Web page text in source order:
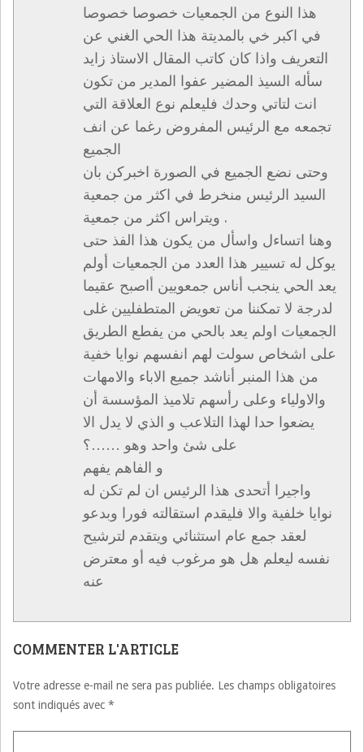
هذا النوع من الجمعيات خصوصا خصوصا
في اكبر خي بالمديتة هذا الحي الغني عن
التعريف واذا كان كاتب المقال الاستاذ زايد
سأله السيذ المضير عفوا المدير من تكون
انت لتاتي وحدك فليعلم نوع العلاقة التي
تجمعه مع الرئيس المفروض رغما عن انف
الجميع
وحتى نضع الجميع في الصورة اخبركن بان
السيد الرئيس منخرط في اكثر من جمعية
ويتراس اكثر من جمعية .
وهنا اتساءل واسأل من يكون هذا الفذ حتى
يوكل له تسيير هذا العدد من الجمعيات أولم
يعد الحي ينجب أناس جمعويين أاصبح عقيما
لدرجة لا تمكننا من تعويض المتطفليين غلى
الجمعيات اولم يعد بالحي من يفطع الطريق
على اشخاص سولت لهم انفسهم نوايا خفية
من هذا المنبر أناشد جميع الاباء والامهات
والاولياء وعلى رأسهم تلاميذ المؤسسة أن
يضعوا حدا لهذا التلاعب و الذي لا يدل الا
على شئ واحد وهو ……؟
و الفاهم يفهم
واجيرا أتحدى هذا الرئيس ان لم تكن له
نوايا خلفية والا فليقدم استقالته فورا وبدعو
لعقد جمع عام استثنائي ويتقدم لترشيح
نفسه ليعلم هل هو مرغوب فيه أو معترض
عنه
COMMENTER L'ARTICLE
Votre adresse e-mail ne sera pas publiée. Les champs obligatoires
sont indiqués avec *